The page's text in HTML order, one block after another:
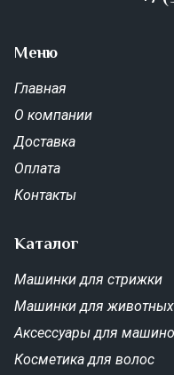
Меню
Главная
О компании
Доставка
Оплата
Контакты
Каталог
Машинки для стрижки
Машинки для животных
Аксессуары для
Косметика для волос